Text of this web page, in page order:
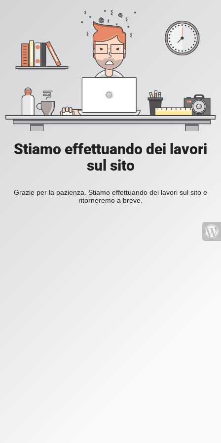
Stiamo effettuando dei lavori
sul sito
Grazie per la pazienza. Stiamo effettuando dei lavori sul sito e
ritorneremo a breve.